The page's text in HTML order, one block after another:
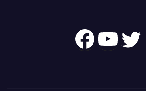
Follow Us On